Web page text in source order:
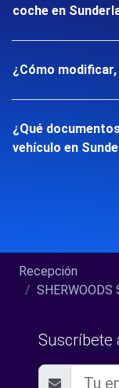
coche en
¿Cómo
¿Qué
vehículo en
Recepción
SHERWOODS
Suscríbete